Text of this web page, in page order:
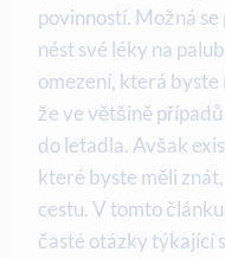
povinností. Možná
nést své léky na
omezení, která
že ve většině
do letadla. Avšak
které byste měli
cestu. V tomto
časté otázky týkající